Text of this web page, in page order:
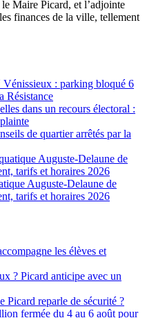
Maire Picard, et l’adjointe
finances de la ville, tellement
: parking bloqué 6
Résistance
dans un recours électoral :
de quartier arrêtés par la
Auguste-Delaune de
tarifs et horaires 2026
Auguste-Delaune de
tarifs et horaires 2026
les élèves et
? Picard anticipe avec un
reparle de sécurité ?
fermée du 4 au 6 août pour